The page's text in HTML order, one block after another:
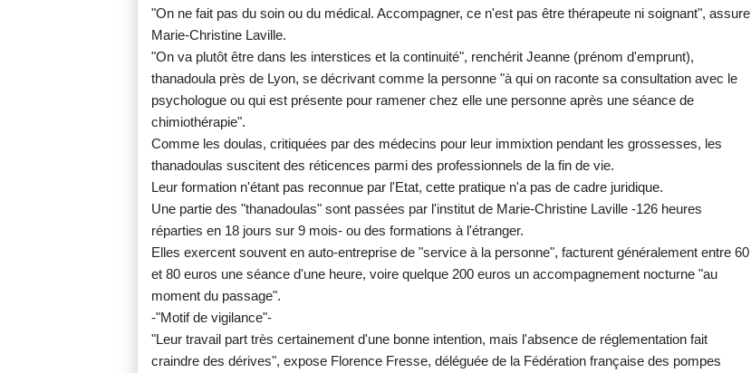
"On ne fait pas du soin ou du médical. Accompagner, ce n'est pas être thérapeute ni soignant", assure
Marie-Christine Laville.
"On va plutôt être dans les interstices et la continuité", renchérit Jeanne (prénom d'emprunt),
thanadoula près de Lyon, se décrivant comme la personne "à qui on raconte sa consultation avec le
psychologue ou qui est présente pour ramener chez elle une personne après une séance de
chimiothérapie".
Comme les doulas, critiquées par des médecins pour leur immixtion pendant les grossesses, les
thanadoulas suscitent des réticences parmi des professionnels de la fin de vie.
Leur formation n'étant pas reconnue par l'Etat, cette pratique n'a pas de cadre juridique.
Une partie des "thanadoulas" sont passées par l'institut de Marie-Christine Laville -126 heures
réparties en 18 jours sur 9 mois- ou des formations à l'étranger.
Elles exercent souvent en auto-entreprise de "service à la personne", facturent généralement entre 60
et 80 euros une séance d'une heure, voire quelque 200 euros un accompagnement nocturne "au
moment du passage".
-"Motif de vigilance"-
"Leur travail part très certainement d'une bonne intention, mais l'absence de réglementation fait
craindre des dérives", expose Florence Fresse, déléguée de la Fédération française des pompes